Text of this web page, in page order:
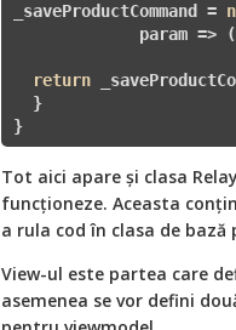
_saveProductCommand =
param =>
return
  }
}
Tot aici apare și clasa
funcționeze. Aceasta
a rula cod în clasa de
View-ul este partea care
asemenea se vor defini